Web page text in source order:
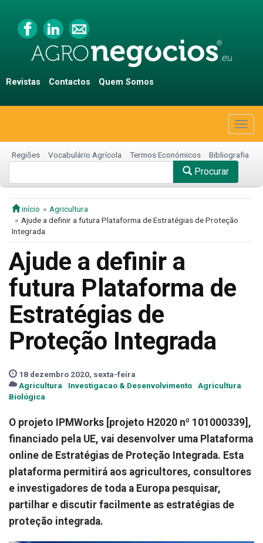
Revistas Contactos Quem Somos
Regiões Vocabulário Agrícola Termos Económicos Bibliografia
Procurar
início
Agricultura
Ajude a definir a futura Plataforma de Estratégias de Proteção
Integrada
Ajude a definir a
futura Plataforma de
Estratégias de
Proteção Integrada
18 dezembro 2020, sexta-feira
Agricultura
Investigacao & Desenvolvimento
Agricultura
Biológica
O projeto IPMWorks [projeto H2020 nº 101000339],
financiado pela UE, vai desenvolver uma Plataforma
online de Estratégias de Proteção Integrada. Esta
plataforma permitirá aos agricultores, consultores
e investigadores de toda a Europa pesquisar,
partilhar e discutir facilmente as estratégias de
proteção integrada.